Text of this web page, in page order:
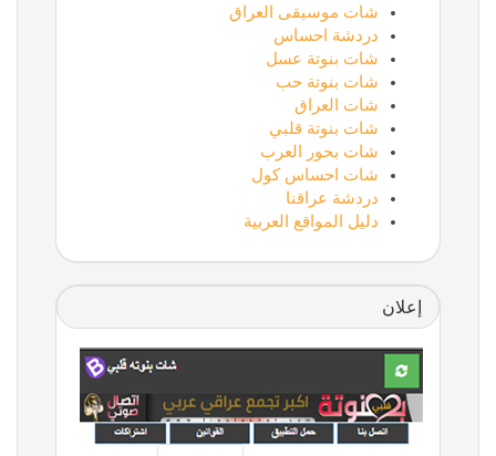
شات موسيقى العراق
دردشة احساس
شات بنوتة عسل
شات بنوتة حب
شات العراق
شات بنوتة قلبي
شات بحور العرب
شات احساس كول
دردشة عراقنا
دليل المواقع العربية
إعلان